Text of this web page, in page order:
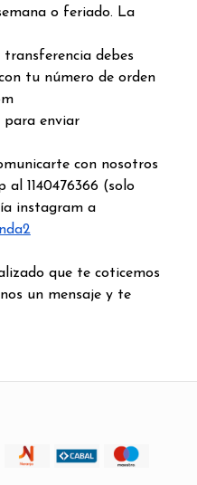
o feriado. La
transferencia debes
tu número de orden
para enviar
con nosotros
1140476366 (solo
instagram a
que te coticemos
un mensaje y te